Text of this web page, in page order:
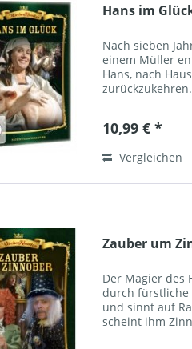
Hans im
Nach sieben
einem Müller
Hans, nach
Goldklumpen.
einem Reiter.
10,99 € *
Vergleichen
Zauber um
Der Magier des
durch
und sinnt auf
scheint ihm